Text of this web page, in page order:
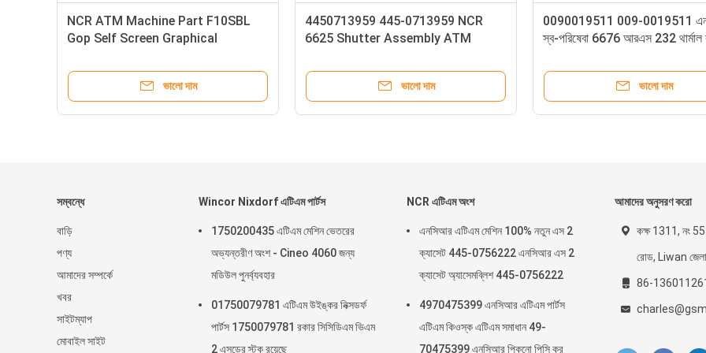
NCR ATM Machine 15 inch LED
Display unit USB Interface,
12V--,2.0A
ভালো দাম
NCR 009-0029127 0090029127
BRM Exception Bin / Reject
ভালো দাম
NCR 445-0711370
FDK 12.1 Inch Touch
ভালো দাম
সম্বন্ধে
বাড়ি
পণ্য
আমাদের সম্পর্কে
খবর
সাইটম্যাপ
মোবাইল সাইট
Wincor Nixdorf এটিএম পার্টস
1750200435 এটিএম মেশিন ভেতরের
অভ্যন্তরীণ অংশ - Cineo 4060 জন্য
মডিউল পুনর্ব্যবহার
01750079781 এটিএম উইঙ্কর নিক্সডর্ফ
পার্টস 1750079781 রকার সিসিডিএম ভিএম
2 এসডের স্টক রয়েছে
NCR এটিএম অংশ
এনসিআর এটিএম মেশিন 100% নতুন এস 2
ক্যাসেট 445-0756222 এনসিআর এস 2
ক্যাসেট অ্যাসেমব্লিশ 445-0756222
4970475399 এনসিআর এটিএম পার্টস
এটিএম কিওস্ক এটিএম সমাধান 49-
70475399 এনসিআর পিকনো পিসি কর
আমাদের অনুসরণ করো
কক্ষ 1311, নং 555,
রোড, Liwan জেলা,
86-